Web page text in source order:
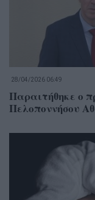
28/04/2026 06:49
Παραιτήθηκε ο
Πελοποννήσου